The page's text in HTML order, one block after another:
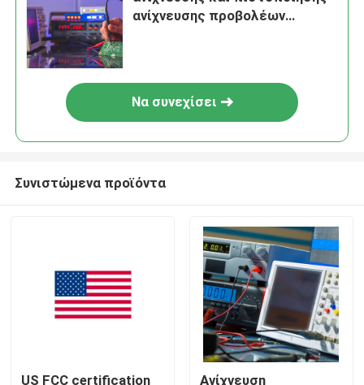
ανίχνευσης προβολέων
Να συνεχίσει
Συνιστώμενα προϊόντα
US FCC certification
Ανίχνευση